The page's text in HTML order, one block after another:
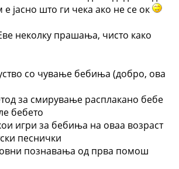
е јасно што ги чека ако не се ок
неколку прашања, чисто како
со чување бебиња (добро, ова
за смирување расплакано бебе
бебето
игри за бебиња на оваа возраст
песнички
познавања од прва помош